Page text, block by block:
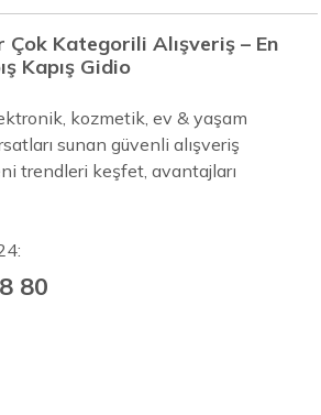
Çok Kategorili Alışveriş – En
Kapış Gidio
kozmetik, ev & yaşam
sunan güvenli alışveriş
trendleri keşfet, avantajları
80